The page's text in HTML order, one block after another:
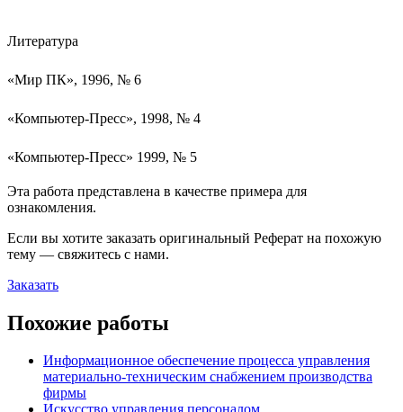
Литература
«Мир ПК», 1996, № 6
«Компьютер-Пресс», 1998, № 4
«Компьютер-Пресс» 1999, № 5
Эта работа представлена в качестве примера для
ознакомления.
Если вы хотите заказать оригинальный Реферат на похожую
тему — свяжитесь с нами.
Заказать
Похожие работы
Информационное обеспечение процесса управления
материально-техническим снабжением производства
фирмы